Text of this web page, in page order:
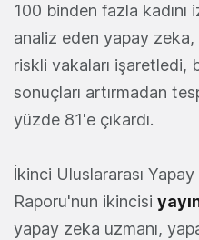
100 binden fazla kadını
analiz eden yapay
riskli vakaları işaretledi,
sonuçları artırmadan
yüzde 81'e çıkardı.
İkinci Uluslararası
Raporu'nun ikincisi
yapay zeka uzmanı,